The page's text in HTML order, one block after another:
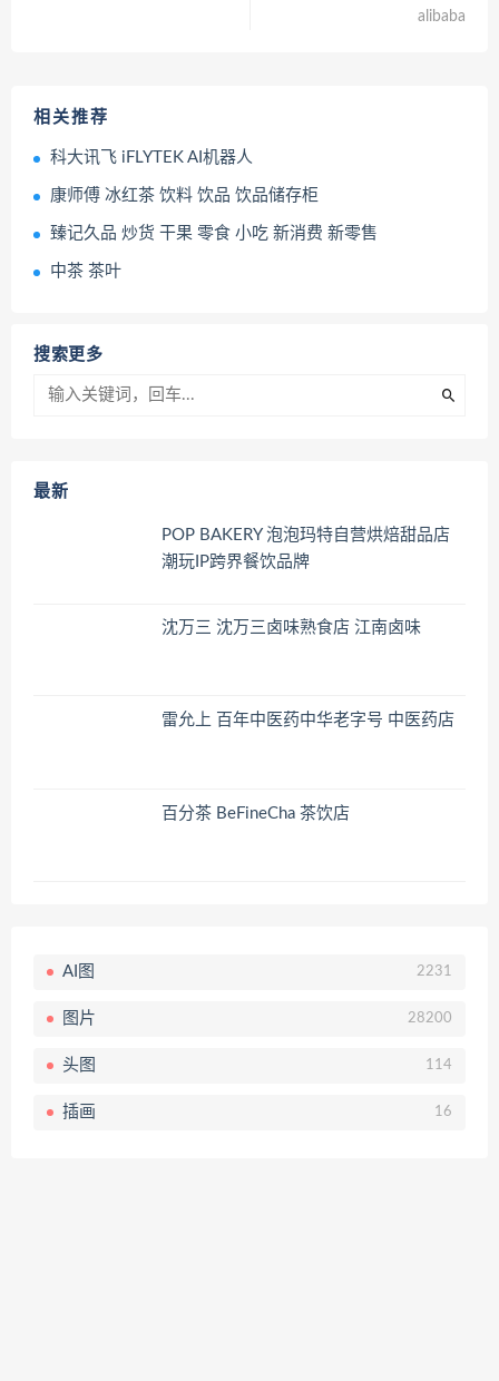
alibaba
相关推荐
科大讯飞 iFLYTEK AI机器人
康师傅 冰红茶 饮料 饮品 饮品储存柜
臻记久品 炒货 干果 零食 小吃 新消费 新零售
中茶 茶叶
搜索更多
最新
POP BAKERY 泡泡玛特自营烘焙甜品店
潮玩IP跨界餐饮品牌
沈万三 沈万三卤味熟食店 江南卤味
雷允上 百年中医药中华老字号 中医药店
百分茶 BeFineCha 茶饮店
AI图 2231
图片 28200
头图 114
插画 16